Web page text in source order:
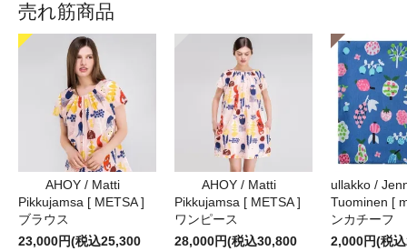
売れ筋商品
AHOY / Matti
Pikkujamsa [ METSA ]
ブラウス
23,000円(税込25,300
AHOY / Matti
Pikkujamsa [ METSA ]
ワンピース
28,000円(税込30,800
ullakko /
Tuominen [
ンカチーフ
2,000円(税